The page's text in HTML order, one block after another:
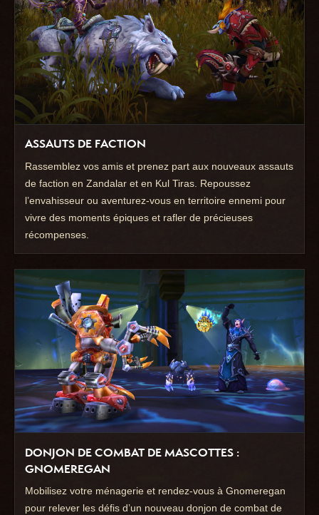
ASSAUTS DE FACTION
Rassemblez vos amis et prenez part aux nouveaux assauts
de faction en Zandalar et en Kul Tiras. Repoussez
l’envahisseur ou aventurez-vous en territoire ennemi pour
vivre des moments épiques et rafler de précieuses
récompenses.
DONJON DE COMBAT DE MASCOTTES :
GNOMEREGAN
Mobilisez votre ménagerie et rendez-vous à Gnomeregan
pour relever les défis d’un nouveau donjon de combat de